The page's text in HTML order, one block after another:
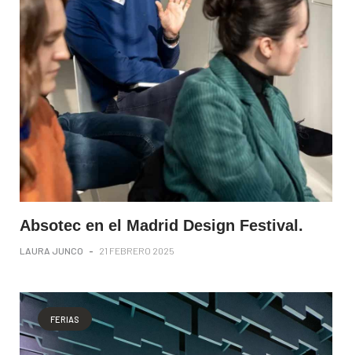
Absotec en el Madrid Design Festival.
LAURA JUNCO - 21 FEBRERO 2025
FERIAS